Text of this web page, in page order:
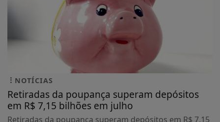
NOTÍCIAS
Retiradas da poupança superam depósitos
em R$ 7,15 bilhões em julho
Retiradas da poupança superam depósitos em R$ 7,15